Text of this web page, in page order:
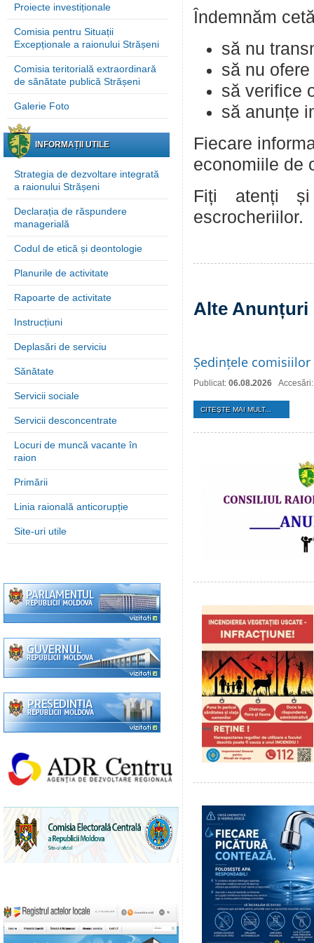
Proiecte investiționale
Comisia pentru Situații
Excepționale a raionului Strășeni
Comisia teritorială extraordinară
de sănătate publică Strășeni
Galerie Foto
INFORMAȚII UTILE
Strategia de dezvoltare integrată
a raionului Strășeni
Declarația de răspundere
managerială
Codul de etică și deontologie
Planurile de activitate
Rapoarte de activitate
Instrucțiuni
Deplasări de serviciu
Sănătate
Servicii sociale
Servicii desconcentrate
Locuri de muncă vacante în
raion
Primării
Linia raională anticorupție
Site-uri utile
Îndemnăm
să nu
să nu
să verifice
să anunțe
Fiecare
economiile de
Fiți atenți
escrocheriilor.
Alte Anunțuri
Ședințele
Publicat: 06.08.2026
CITEŞTE MAI MULT...